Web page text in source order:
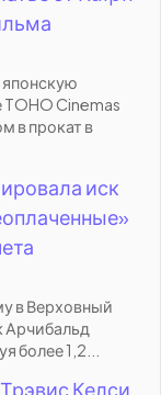
японскую
Cinemas
в прокат в
иск
в Верховный
Арчибальд
более 1,2...
Келси